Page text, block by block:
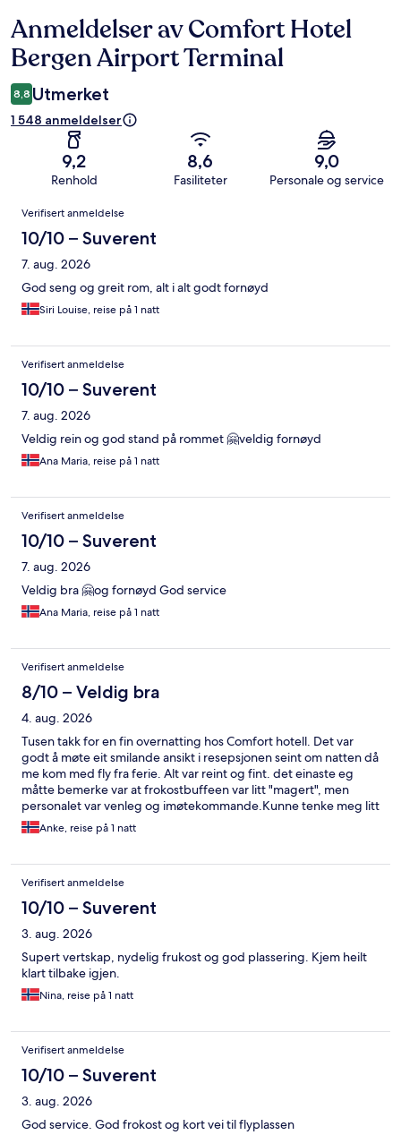
Anmeldelser
Anmeldelser av Comfort Hotel
Bergen Airport Terminal
8,8 Utmerket
1 548 anmeldelser
9,2
Renhold
8,6
Fasiliteter
9,0
Personale og service
Anmeldelser
Verifisert anmeldelse
10/10 – Suverent
7. aug. 2026
God seng og greit rom, alt i alt godt fornøyd
Siri Louise, reise på 1 natt
Verifisert anmeldelse
10/10 – Suverent
7. aug. 2026
Veldig rein og god stand på rommet 🤗veldig fornøyd
Ana Maria, reise på 1 natt
Verifisert anmeldelse
10/10 – Suverent
7. aug. 2026
Veldig bra 🤗og fornøyd God service
Ana Maria, reise på 1 natt
Verifisert anmeldelse
8/10 – Veldig bra
4. aug. 2026
Tusen takk for en fin overnatting hos Comfort hotell. Det var
godt å møte eit smilande ansikt i resepsjonen seint om natten då
me kom med fly fra ferie. Alt var reint og fint. det einaste eg
måtte bemerke var at frokostbuffeen var litt "magert", men
personalet var venleg og imøtekommande.Kunne tenke meg litt
meit frukt eller joghurt til frokost. Alt i alt få dere 4 av 5 stjerner.
Kan bare anbefale hotellet. Tusen takk!
Anke, reise på 1 natt
Verifisert anmeldelse
10/10 – Suverent
3. aug. 2026
Supert vertskap, nydelig frukost og god plassering. Kjem heilt
klart tilbake igjen.
Nina, reise på 1 natt
Verifisert anmeldelse
10/10 – Suverent
3. aug. 2026
God service. God frokost og kort vei til flyplassen